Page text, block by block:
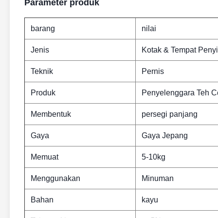
Parameter produk
barang nilai
Jenis Kotak & Tempat
Teknik Pernis
Produk Penyelenggara Teh
Membentuk persegi panjang
Gaya Gaya Jepang
Memuat 5-10kg
Menggunakan Minuman
Bahan kayu